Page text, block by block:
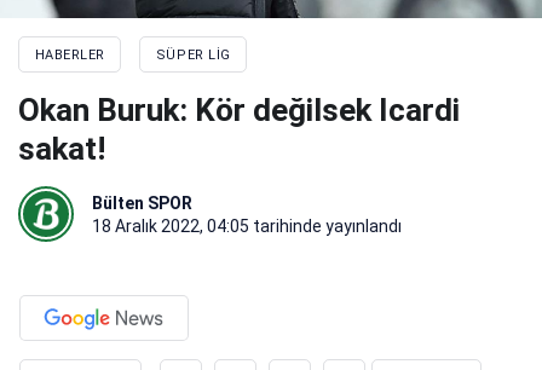
HABERLER SÜPER LIG
Okan Buruk: Kör değilsek Icardi
sakat!
Bülten SPOR
18 Aralık 2022, 04:05 tarihinde yayınlandı